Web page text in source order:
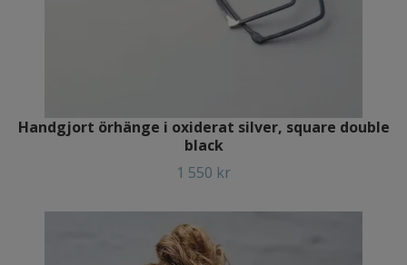
Handgjort örhänge i oxiderat silver, square double
black
1 550 kr